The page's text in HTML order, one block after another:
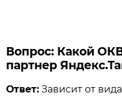
Вопрос: Какой
партнер
Ответ: Зависит от